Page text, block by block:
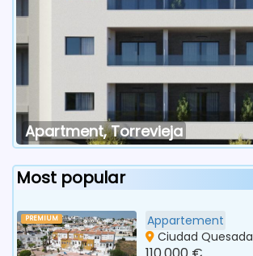
Apartment, Torrevieja
Most popular
PREMIUM
Appartement
Ciudad Quesada